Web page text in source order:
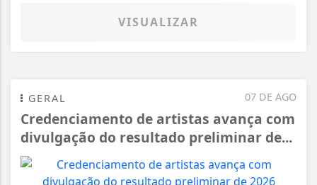
VISUALIZAR
07 DE AGO
GERAL
Credenciamento de artistas avança com
divulgação do resultado preliminar de...